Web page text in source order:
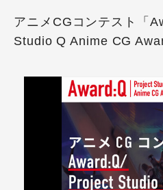
アニメCGコンテスト「
Studio Q Anime CG